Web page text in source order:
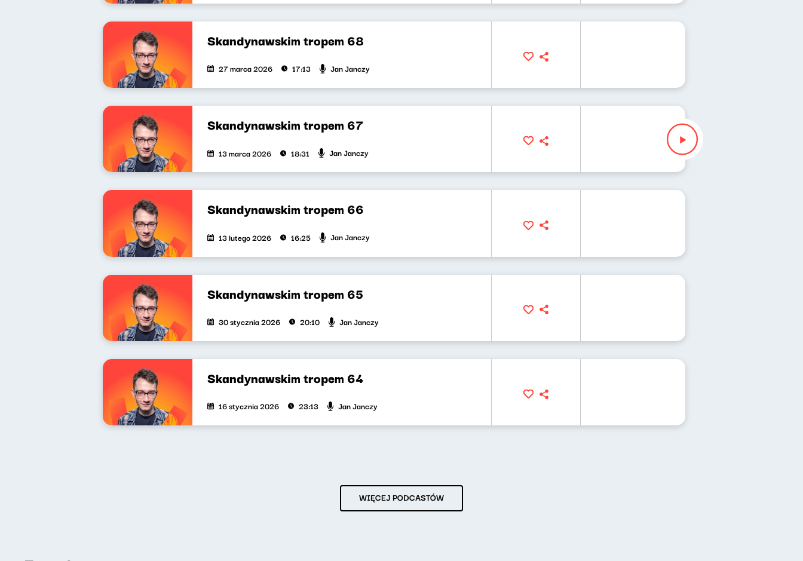
Skandynawskim tropem 68
27 marca 2026 17:13 Jan Janczy
Skandynawskim tropem 67
13 marca 2026 18:31 Jan Janczy
Skandynawskim tropem 66
13 lutego 2026 16:25 Jan Janczy
Skandynawskim tropem 65
30 stycznia 2026 20:10 Jan Janczy
Skandynawskim tropem 64
16 stycznia 2026 23:13 Jan Janczy
WIĘCEJ PODCASTÓW